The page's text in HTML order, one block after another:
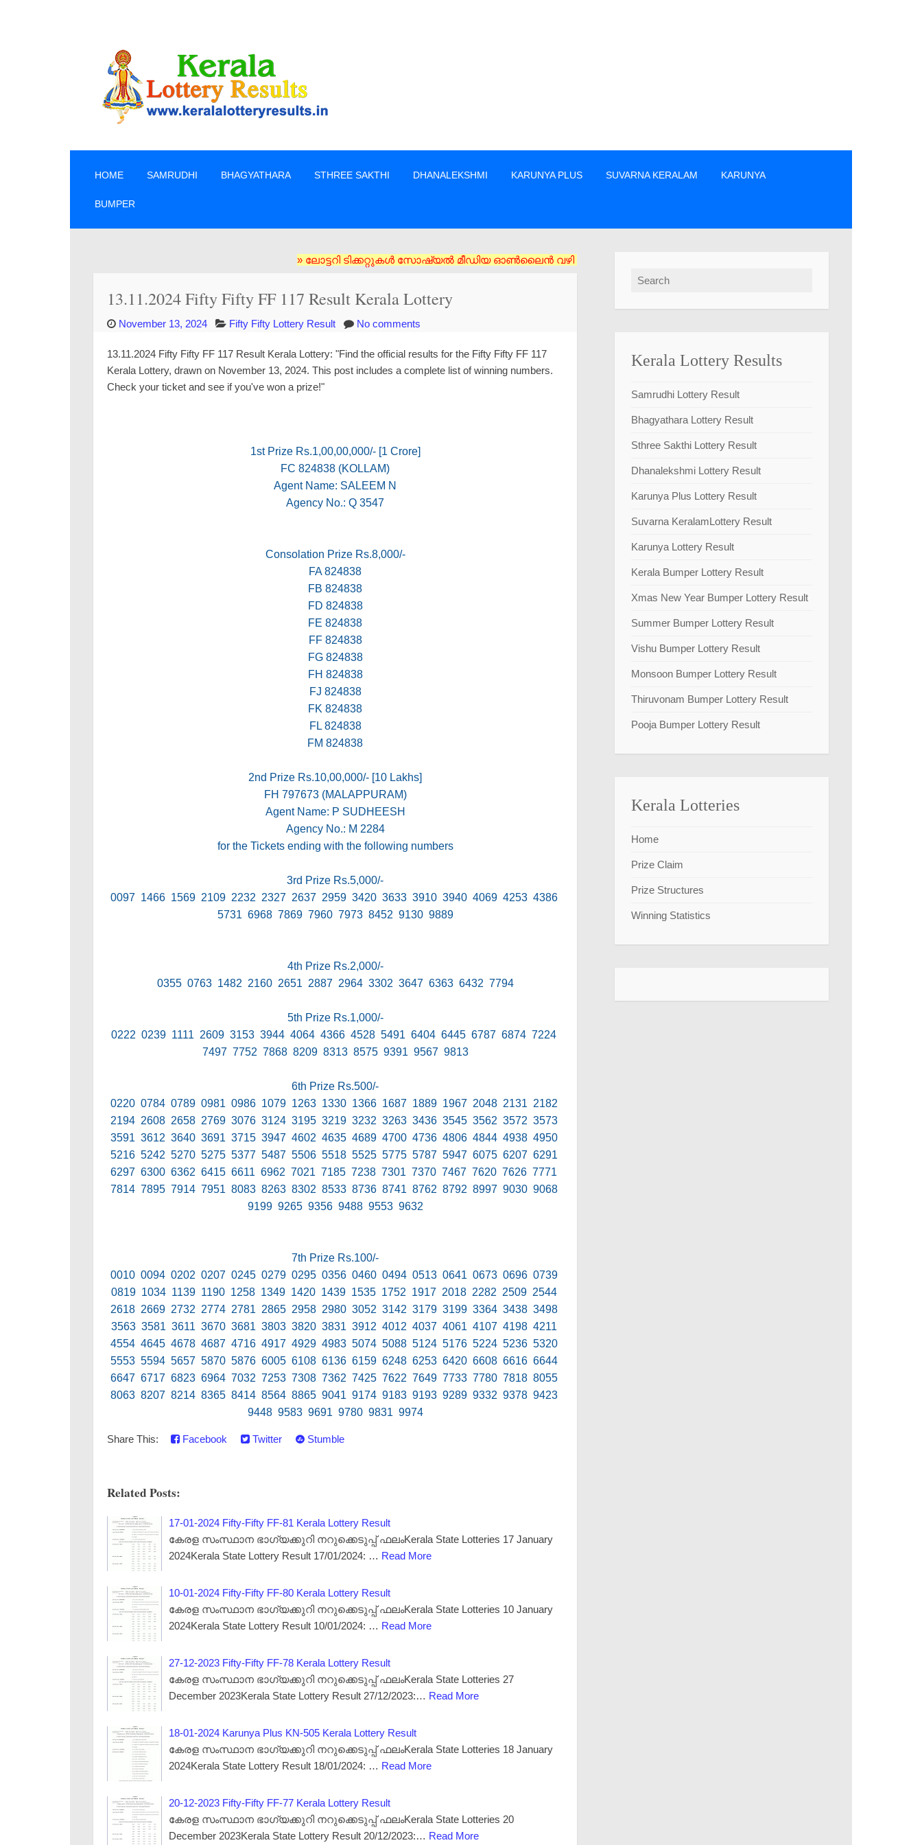
HOME SAMRUDHI BHAGYATHARA STHREE SAKTHI DHANALEKSHMI KARUNYA PLUS SUVARNA KERALAM KARUNYA
BUMPER
» ലോട്ടറി ടിക്കറ്റുകൾ സോഷ്യൽ മീഡിയ ഓൺലൈൻ വഴി വാങ്ങരുത് അംഗീകൃത ഏജൻസി/വിൽപ്പനക്കാർ എന്നിവരിൽ നിന്നും നേരിട്ടു മാത്രം ടിക്കറ്റുകൾ
13.11.2024 Fifty Fifty FF 117 Result Kerala Lottery
November 13, 2024 Fifty Fifty Lottery Result No comments
13.11.2024 Fifty Fifty FF 117 Result Kerala Lottery: "Find the official results for the Fifty Fifty FF 117
Kerala Lottery, drawn on November 13, 2024. This post includes a complete list of winning numbers.
Check your ticket and see if you've won a prize!"
1st Prize Rs.1,00,00,000/- [1 Crore]
FC 824838 (KOLLAM)
Agent Name: SALEEM N
Agency No.: Q 3547
Consolation Prize Rs.8,000/-
FA 824838
FB 824838
FD 824838
FE 824838
FF 824838
FG 824838
FH 824838
FJ 824838
FK 824838
FL 824838
FM 824838
2nd Prize Rs.10,00,000/- [10 Lakhs]
FH 797673 (MALAPPURAM)
Agent Name: P SUDHEESH
Agency No.: M 2284
for the Tickets ending with the following numbers
3rd Prize Rs.5,000/-
0097 1466 1569 2109 2232 2327 2637 2959 3420 3633 3910 3940 4069 4253 4386
5731 6968 7869 7960 7973 8452 9130 9889
4th Prize Rs.2,000/-
0355 0763 1482 2160 2651 2887 2964 3302 3647 6363 6432 7794
5th Prize Rs.1,000/-
0222 0239 1111 2609 3153 3944 4064 4366 4528 5491 6404 6445 6787 6874 7224
7497 7752 7868 8209 8313 8575 9391 9567 9813
6th Prize Rs.500/-
0220 0784 0789 0981 0986 1079 1263 1330 1366 1687 1889 1967 2048 2131 2182
2194 2608 2658 2769 3076 3124 3195 3219 3232 3263 3436 3545 3562 3572 3573
3591 3612 3640 3691 3715 3947 4602 4635 4689 4700 4736 4806 4844 4938 4950
5216 5242 5270 5275 5377 5487 5506 5518 5525 5775 5787 5947 6075 6207 6291
6297 6300 6362 6415 6611 6962 7021 7185 7238 7301 7370 7467 7620 7626 7771
7814 7895 7914 7951 8083 8263 8302 8533 8736 8741 8762 8792 8997 9030 9068
9199 9265 9356 9488 9553 9632
7th Prize Rs.100/-
0010 0094 0202 0207 0245 0279 0295 0356 0460 0494 0513 0641 0673 0696 0739
0819 1034 1139 1190 1258 1349 1420 1439 1535 1752 1917 2018 2282 2509 2544
2618 2669 2732 2774 2781 2865 2958 2980 3052 3142 3179 3199 3364 3438 3498
3563 3581 3611 3670 3681 3803 3820 3831 3912 4012 4037 4061 4107 4198 4211
4554 4645 4678 4687 4716 4917 4929 4983 5074 5088 5124 5176 5224 5236 5320
5553 5594 5657 5870 5876 6005 6108 6136 6159 6248 6253 6420 6608 6616 6644
6647 6717 6823 6964 7032 7253 7308 7362 7425 7622 7649 7733 7780 7818 8055
8063 8207 8214 8365 8414 8564 8865 9041 9174 9183 9193 9289 9332 9378 9423
9448 9583 9691 9780 9831 9974
Share This: Facebook Twitter Stumble
Related Posts:
17-01-2024 Fifty-Fifty FF-81 Kerala Lottery Result
കേരള സംസ്ഥാന ഭാഗ്യക്കുറി നറുക്കെടുപ്പ് ഫലംKerala State Lotteries 17 January
2024Kerala State Lottery Result 17/01/2024: … Read More
10-01-2024 Fifty-Fifty FF-80 Kerala Lottery Result
കേരള സംസ്ഥാന ഭാഗ്യക്കുറി നറുക്കെടുപ്പ് ഫലംKerala State Lotteries 10 January
2024Kerala State Lottery Result 10/01/2024: … Read More
27-12-2023 Fifty-Fifty FF-78 Kerala Lottery Result
കേരള സംസ്ഥാന ഭാഗ്യക്കുറി നറുക്കെടുപ്പ് ഫലംKerala State Lotteries 27
December 2023Kerala State Lottery Result 27/12/2023:… Read More
18-01-2024 Karunya Plus KN-505 Kerala Lottery Result
കേരള സംസ്ഥാന ഭാഗ്യക്കുറി നറുക്കെടുപ്പ് ഫലംKerala State Lotteries 18 January
2024Kerala State Lottery Result 18/01/2024: … Read More
20-12-2023 Fifty-Fifty FF-77 Kerala Lottery Result
കേരള സംസ്ഥാന ഭാഗ്യക്കുറി നറുക്കെടുപ്പ് ഫലംKerala State Lotteries 20
December 2023Kerala State Lottery Result 20/12/2023:… Read More
Search for:
Kerala Lottery Results
Samrudhi Lottery Result
Bhagyathara Lottery Result
Sthree Sakthi Lottery Result
Dhanalekshmi Lottery Result
Karunya Plus Lottery Result
Suvarna KeralamLottery Result
Karunya Lottery Result
Kerala Bumper Lottery Result
Xmas New Year Bumper Lottery Result
Summer Bumper Lottery Result
Vishu Bumper Lottery Result
Monsoon Bumper Lottery Result
Thiruvonam Bumper Lottery Result
Pooja Bumper Lottery Result
Kerala Lotteries
Home
Prize Claim
Prize Structures
Winning Statistics